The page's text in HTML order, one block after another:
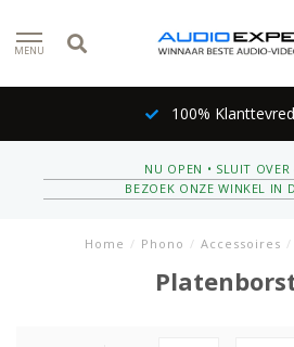
MENU
100%
NU OPEN • SLUIT OVER
BEZOEK ONZE WINKEL IN
Home / Phono / Accessoires /